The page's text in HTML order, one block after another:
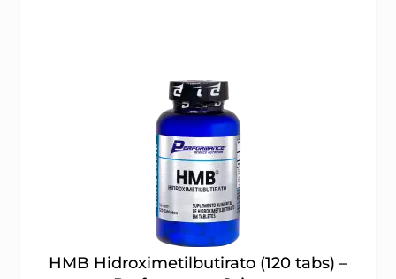
HMB Hidroximetilbutirato (120 tabs) –